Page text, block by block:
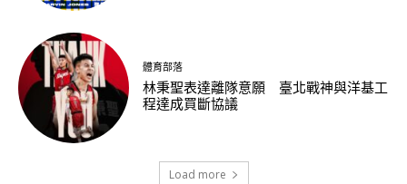
體育部落
林秉聖表達離隊意願 臺北戰神與洋基工
程達成買斷協議
Load more